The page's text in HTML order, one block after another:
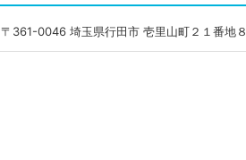
〒361-0046 埼玉県行田市 壱里山町２１番地８